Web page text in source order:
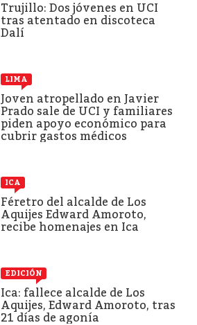
Trujillo: Dos jóvenes en UCI
tras atentado en discoteca
Dalí
LIMA
Joven atropellado en Javier
Prado sale de UCI y familiares
piden apoyo económico para
cubrir gastos médicos
ICA
Féretro del alcalde de Los
Aquijes Edward Amoroto,
recibe homenajes en Ica
EDICIÓN
Ica: fallece alcalde de Los
Aquijes, Edward Amoroto, tras
21 días de agonía